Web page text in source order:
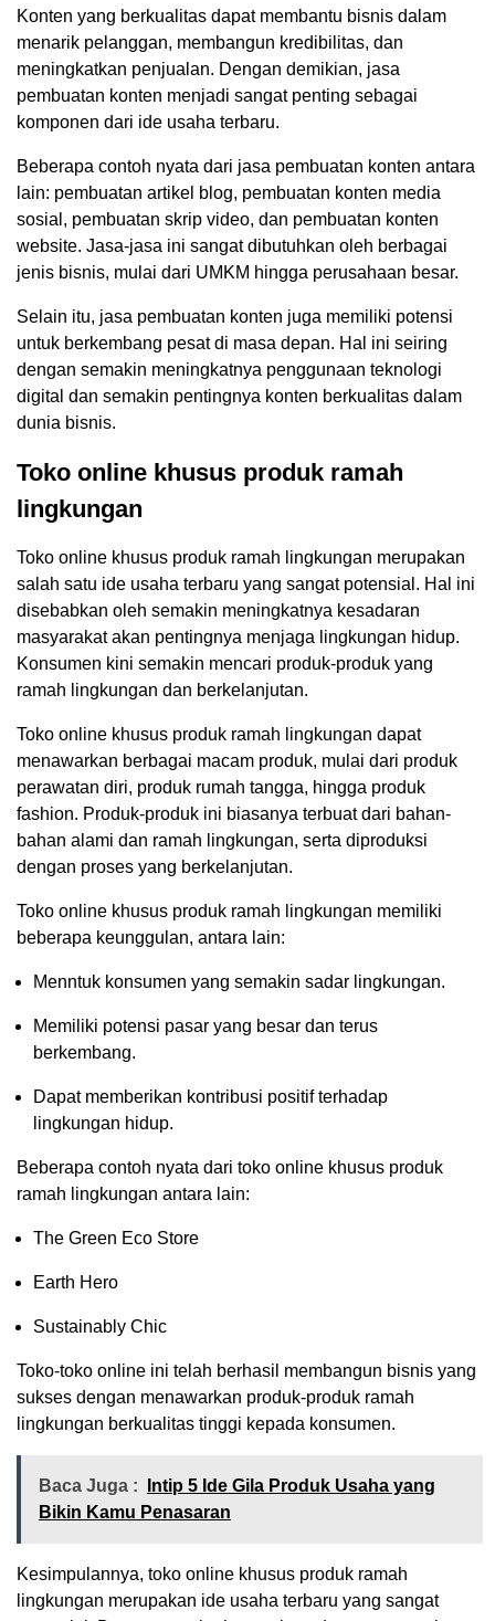
Konten yang berkualitas dapat membantu bisnis dalam
menarik pelanggan, membangun kredibilitas, dan
meningkatkan penjualan. Dengan demikian, jasa
pembuatan konten menjadi sangat penting sebagai
komponen dari ide usaha terbaru.
Beberapa contoh nyata dari jasa pembuatan konten antara
lain: pembuatan artikel blog, pembuatan konten media
sosial, pembuatan skrip video, dan pembuatan konten
website. Jasa-jasa ini sangat dibutuhkan oleh berbagai
jenis bisnis, mulai dari UMKM hingga perusahaan besar.
Selain itu, jasa pembuatan konten juga memiliki potensi
untuk berkembang pesat di masa depan. Hal ini seiring
dengan semakin meningkatnya penggunaan teknologi
digital dan semakin pentingnya konten berkualitas dalam
dunia bisnis.
Toko online khusus produk ramah
lingkungan
Toko online khusus produk ramah lingkungan merupakan
salah satu ide usaha terbaru yang sangat potensial. Hal ini
disebabkan oleh semakin meningkatnya kesadaran
masyarakat akan pentingnya menjaga lingkungan hidup.
Konsumen kini semakin mencari produk-produk yang
ramah lingkungan dan berkelanjutan.
Toko online khusus produk ramah lingkungan dapat
menawarkan berbagai macam produk, mulai dari produk
perawatan diri, produk rumah tangga, hingga produk
fashion. Produk-produk ini biasanya terbuat dari bahan-
bahan alami dan ramah lingkungan, serta diproduksi
dengan proses yang berkelanjutan.
Toko online khusus produk ramah lingkungan memiliki
beberapa keunggulan, antara lain:
Menntuk konsumen yang semakin sadar lingkungan.
Memiliki potensi pasar yang besar dan terus
berkembang.
Dapat memberikan kontribusi positif terhadap
lingkungan hidup.
Beberapa contoh nyata dari toko online khusus produk
ramah lingkungan antara lain:
The Green Eco Store
Earth Hero
Sustainably Chic
Toko-toko online ini telah berhasil membangun bisnis yang
sukses dengan menawarkan produk-produk ramah
lingkungan berkualitas tinggi kepada konsumen.
Baca Juga :
Intip 5 Ide Gila Produk Usaha yang
Bikin Kamu Penasaran
Kesimpulannya, toko online khusus produk ramah
lingkungan merupakan ide usaha terbaru yang sangat